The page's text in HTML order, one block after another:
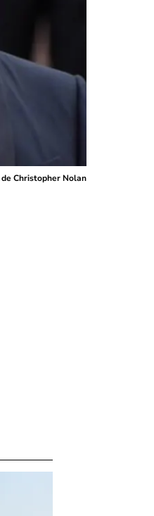
Christopher Nolan